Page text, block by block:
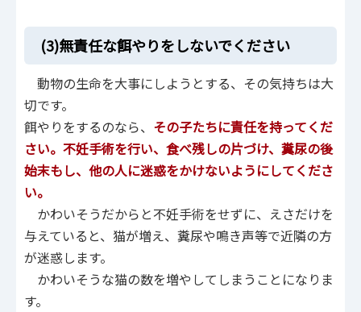
(3)無責任な餌やりをしないでください
動物の生命を大事にしようとする、その気持ちは大
切です。
餌やりをするのなら、 その子たちに責任を持ってくだ
さい。不妊手術を行い、食べ残しの片づけ、糞尿の後
始末もし、他の人に迷惑をかけないようにしてくださ
い。
かわいそうだからと不妊手術をせずに、えさだけを
与えていると、猫が増え、糞尿や鳴き声等で近隣の方
が迷惑します。
かわいそうな猫の数を増やしてしまうことになりま
す。